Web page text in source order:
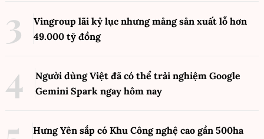
Vingroup lãi kỷ lục nhưng mảng sản xuất lỗ hơn
49.000 tỷ đồng
Người dùng Việt đã có thể trải nghiệm Google
Gemini Spark ngay hôm nay
Hưng Yên sắp có Khu Công nghệ cao gần 500ha